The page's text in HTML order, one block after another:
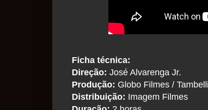
Ficha técnica:
Direção: José Alvarenga Jr.
Produção: Globo Filmes /
Distribuição: Imagem Filmes